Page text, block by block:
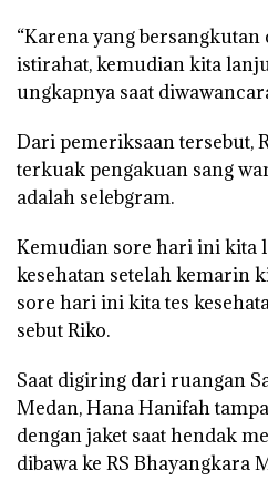
“Karena yang
istirahat, kemudian kita
ungkapnya saat
Dari pemeriksaan tersebut,
terkuak pengakuan sang
adalah selebgram.
Kemudian sore hari ini kita
kesehatan setelah kemarin
sore hari ini kita tes
sebut Riko.
Saat digiring dari ruangan
Medan, Hana Hanifah
dengan jaket saat hendak
dibawa ke RS Bhayangkara